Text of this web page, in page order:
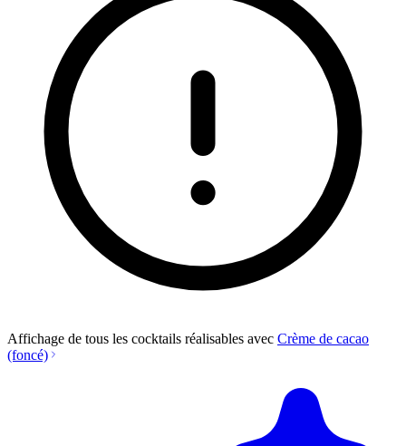
Affichage de tous les cocktails réalisables avec Crème de cacao
(foncé)